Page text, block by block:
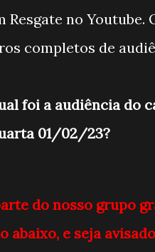
Resgate no
completos de
foi a audiência do
01/02/23?
do nosso grupo
abaixo, e seja